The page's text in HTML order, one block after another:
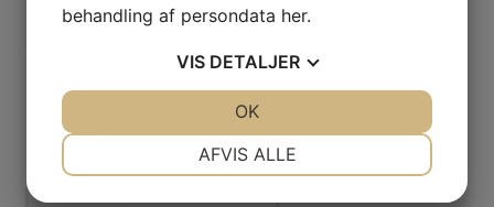
Plejeprodukter
behandling af persondata her.
VIS DETALJER
AFVIS ALLE
OK